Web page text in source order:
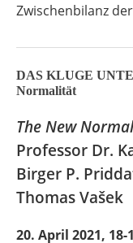
Zwischenbilanz
DAS KLUGE
Normalität
The New
Professor Dr.
Birger P.
Thomas Vašek
20. April 2021, 18-